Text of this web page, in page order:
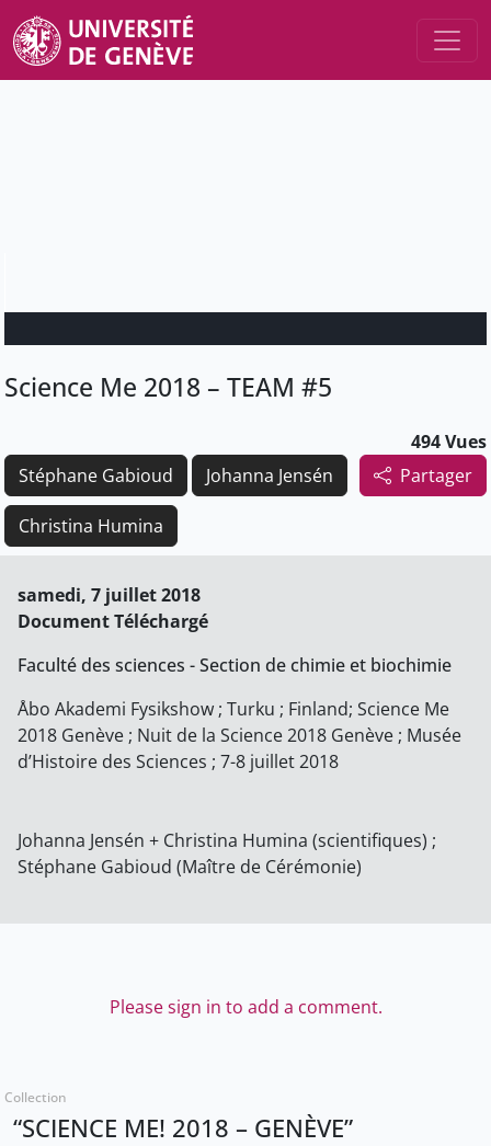
Science Me 2018 – TEAM #5
494 Vues
Partager
Stéphane Gabioud Johanna Jensén
Christina Humina
samedi, 7 juillet 2018
Document Téléchargé
Faculté des sciences - Section de chimie et biochimie
Åbo Akademi Fysikshow ; Turku ; Finland; Science Me
2018 Genève ; Nuit de la Science 2018 Genève ; Musée
d’Histoire des Sciences ; 7-8 juillet 2018
Johanna Jensén + Christina Humina (scientifiques) ;
Stéphane Gabioud (Maître de Cérémonie)
Please sign in to add a comment.
Collection
“SCIENCE ME! 2018 – GENÈVE”